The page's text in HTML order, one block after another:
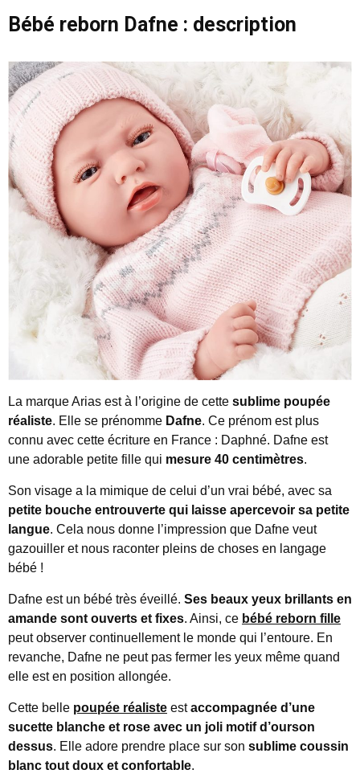
Bébé reborn Dafne : description
La marque Arias est à l’origine de cette sublime poupée
réaliste. Elle se prénomme Dafne. Ce prénom est plus
connu avec cette écriture en France : Daphné. Dafne est
une adorable petite fille qui mesure 40 centimètres.
Son visage a la mimique de celui d’un vrai bébé, avec sa
petite bouche entrouverte qui laisse apercevoir sa petite
langue. Cela nous donne l’impression que Dafne veut
gazouiller et nous raconter pleins de choses en langage
bébé !
Dafne est un bébé très éveillé. Ses beaux yeux brillants en
amande sont ouverts et fixes. Ainsi, ce bébé reborn fille
peut observer continuellement le monde qui l’entoure. En
revanche, Dafne ne peut pas fermer les yeux même quand
elle est en position allongée.
Cette belle poupée réaliste estaccompagnée d’une
sucette blanche et rose avec un joli motif d’ourson
dessus. Elle adore prendre place sur son sublime coussin
blanc tout doux et confortable.